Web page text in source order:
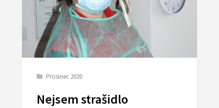
Prosinec 2020
Nejsem strašidlo